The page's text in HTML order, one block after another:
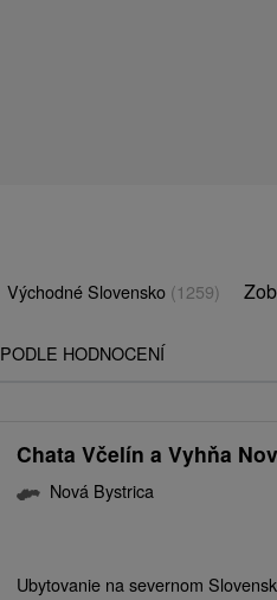
Východné Slovensko (1259)
PODLE HODNOCENÍ
Chata Včelín a Vyhňa
Nová Bystrica
Ubytovanie na severnom